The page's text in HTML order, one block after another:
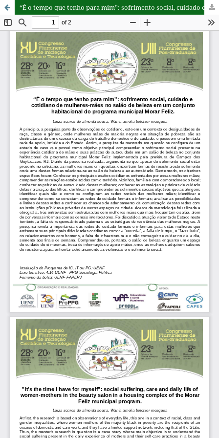
“É o tempo que tenho para mim”: sofrimento social, cuidado e cotidiano de mulheres-mães no salão de beleza em um conjunto habitacional do programa municipal Morar Feliz